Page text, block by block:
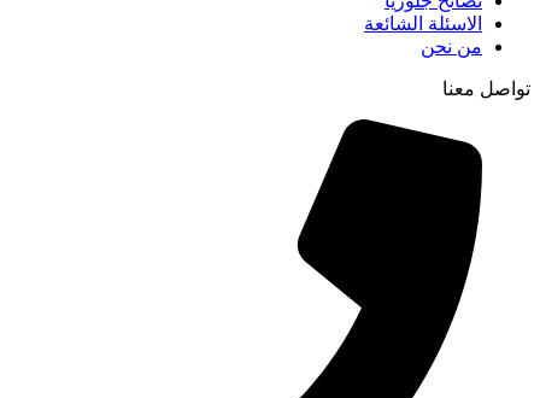
الاسئلة الشائعة
من نحن
تواصل معنا